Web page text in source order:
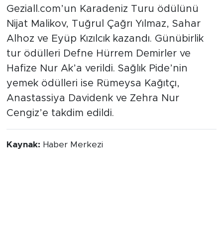
Geziall.com’un Karadeniz Turu ödülünü
Nijat Malikov, Tuğrul Çağrı Yılmaz, Sahar
Alhoz ve Eyüp Kızılcık kazandı. Günübirlik
tur ödülleri Defne Hürrem Demirler ve
Hafize Nur Ak’a verildi. Sağlık Pide’nin
yemek ödülleri ise Rümeysa Kağıtçı,
Anastassiya Davidenk ve Zehra Nur
Cengiz’e takdim edildi.
Kaynak: Haber Merkezi